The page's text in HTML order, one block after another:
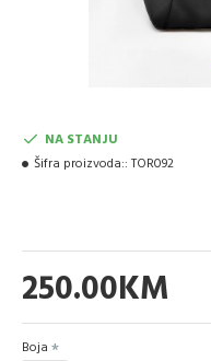
250.00KM
NA STANJU
Šifra proizvoda:: TOR092
Boja